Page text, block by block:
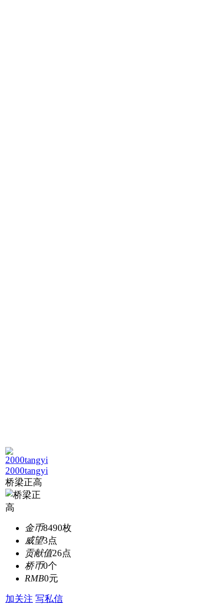
2000tangyi
桥梁正高
金币8490枚
威望3点
贡献值26点
桥币0个
RMB0元
加关注 写私信